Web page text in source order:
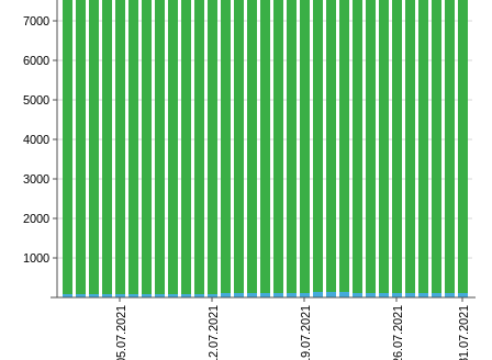
выздоровевшие
болеющие05.07.2021 12.07.2021 19.07.2021 26.07.2021 31.07.2021
1000
2000
3000
4000
5000
6000
7000